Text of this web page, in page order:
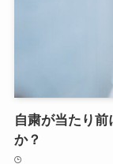
自粛が当たり
か？